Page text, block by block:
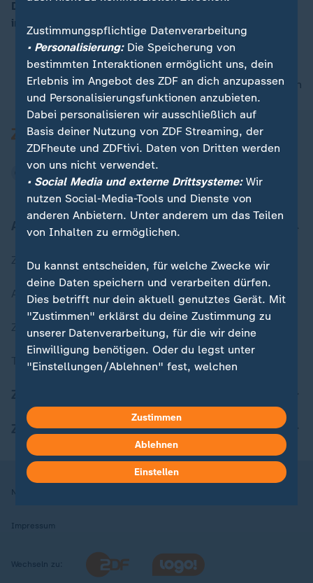
Dutzmann, Bevollmächtigter der Evangelischen Kirche
in Deutschland.
nach oben
Aktuell bei ZDFheute
Zuletzt veröffentlicht
Aktuelle Sendungs-Videos
ZDFheute Stories
Themen im Überblick
ZDFheute Apps
Nutzungsbedingungen
Impressum
Wechseln zu:
Zustimmungspflichtige Datenverarbeitung
• Personalisierung:Die Speicherung von
bestimmten Interaktionen ermöglicht uns, dein
Erlebnis im Angebot des ZDF an dich anzupassen
und Personalisierungsfunktionen anzubieten.
Dabei personalisieren wir ausschließlich auf
Basis deiner Nutzung von ZDF Streaming, der
ZDFheute und ZDFtivi. Daten von Dritten werden
von uns nicht verwendet.
• Social Media und externe Drittsysteme:Wir
nutzen Social-Media-Tools und Dienste von
anderen Anbietern. Unter anderem um das Teilen
von Inhalten zu ermöglichen.
Du kannst entscheiden, für welche Zwecke wir
deine Daten speichern und verarbeiten dürfen.
Dies betrifft nur dein aktuell genutztes Gerät. Mit
"Zustimmen" erklärst du deine Zustimmung zu
unserer Datenverarbeitung, für die wir deine
Einwilligung benötigen. Oder du legst unter
"Einstellungen/Ablehnen" fest, welchen
kannst du jederzeit mit Wirkung für die Zukunft
in deinen Einstellungen widerrufen oder ändern.
Hier findest du das Impressum.
Weitere Informationen findest du in unserer
Zustimmen
Ablehnen
Einstellen